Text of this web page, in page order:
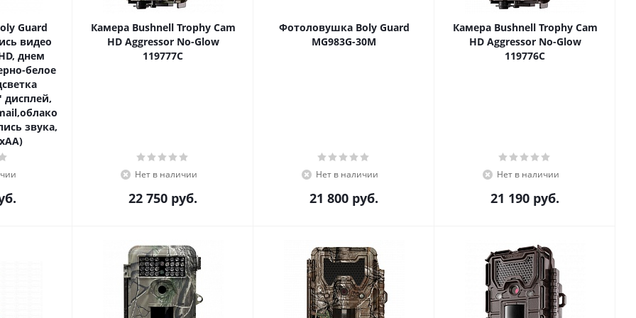
Guard
видео
днем
белое
дисплей,
звука,
Камера Bushnell Trophy Cam
HD Aggressor No-Glow
119777C
Нет в наличии
22 750 руб.
Фотоловушка Boly Guard
MG983G-30M
Нет в наличии
21 800 руб.
Камера Bushnell Trophy Cam
HD Aggressor No-Glow
119776C
Нет в наличии
21 190 руб.